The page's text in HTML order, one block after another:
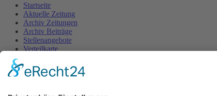
Startseite
Aktuelle Zeitung
Archiv Zeitungen
Archiv Beiträge
Stellenangebote
Verteilkarte
AGB
Kontakt